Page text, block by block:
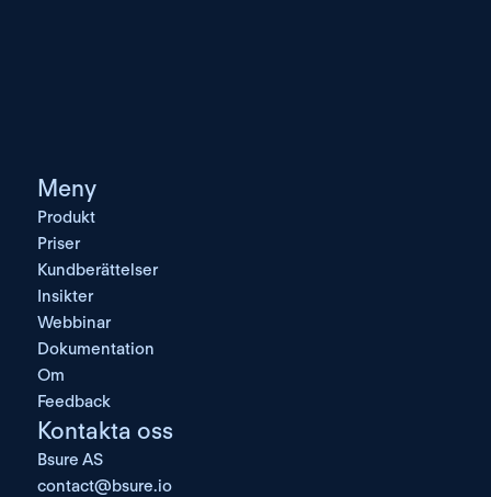
Meny
Produkt
Priser
Kundberättelser
Insikter
Webbinar
Dokumentation
Om
Feedback
Kontakta oss
Bsure AS
contact@bsure.io